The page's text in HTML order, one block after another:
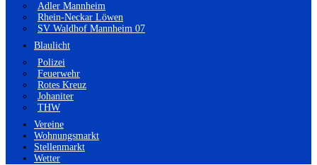
Adler Mannheim
Rhein-Neckar Löwen
SV Waldhof Mannheim 07
Blaulicht
Polizei
Feuerwehr
Rotes Kreuz
Johaniter
THW
Vereine
Wohnungsmarkt
Stellenmarkt
Wetter